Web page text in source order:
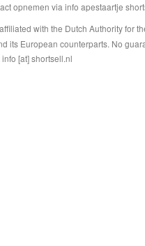
opnemen via info apestaartje
with the Dutch Authority for
its European counterparts. No
[at] shortsell.nl